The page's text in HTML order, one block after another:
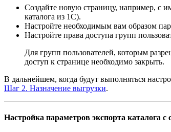
Создайте новую страницу, например, с
каталога из 1С).
Настройте необходимым вам образом
Настройте права доступа групп
Для групп пользователей, которым
доступ к странице необходимо закрыть.
В дальнейшем, когда будут выполняться
Шаг 2. Назначение выгрузки.
Настройка параметров экспорта каталога с